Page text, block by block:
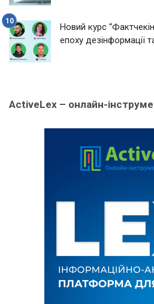
Новий курс
епоху дезінформації
ActiveLex – онлайн-